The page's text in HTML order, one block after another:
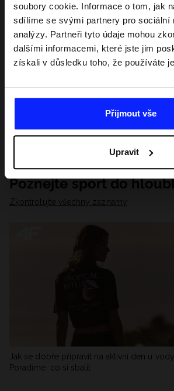
soubory cookie. Informace o tom, jak
sdílíme se svými partnery pro sociální
analýzy. Partneři tyto údaje mohou
dalšími informacemi, které jste jim
získali v důsledku toho, že používáte
Přijmout vše
Upravit
Poznejte sport do
Zkontrolujte všechny záznamy
Jak se dobře připravit na aktivní den u
Poradíme, co si sbalit